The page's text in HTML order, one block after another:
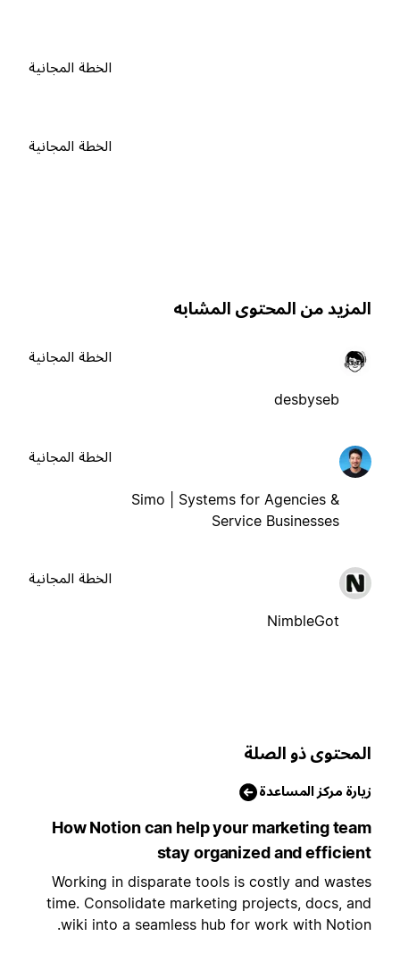
الخطة المجانية
الخطة المجانية
من المحتوى المشابه
desbyseb
الخطة المجانية
Simo | Systems for Agencies &
Service Businesses
الخطة المجانية
NimbleGot
الخطة المجانية
ذو الصلة
مركز المساعدة
How Notion can help your marketing
stay organized and
Working in disparate tools is costly and
time. Consolidate marketing projects, docs,
wiki into a seamless hub for work with